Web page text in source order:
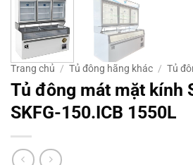
Trang chủ / Tủ đông hãng khác / Tủ
Tủ đông mát mặt kính
SKFG-150.ICB 1550L